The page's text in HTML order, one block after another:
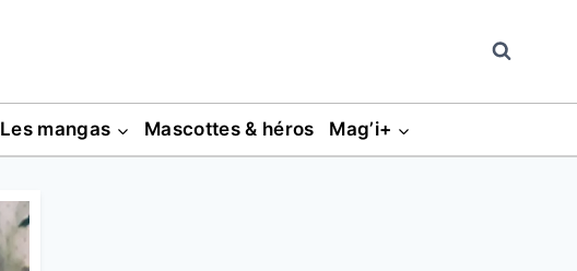
Les mangas Mascottes & héros Mag’i+